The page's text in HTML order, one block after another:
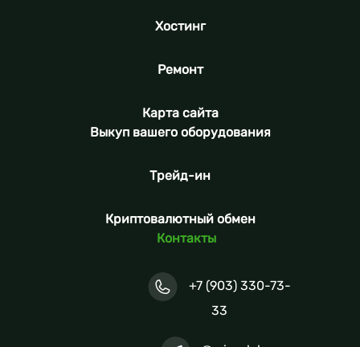
Хостинг
Ремонт
Карта сайта
Выкуп вашего оборудования
Трейд-ин
Криптовалютный обмен
Контакты
+7 (903) 330-73-
33